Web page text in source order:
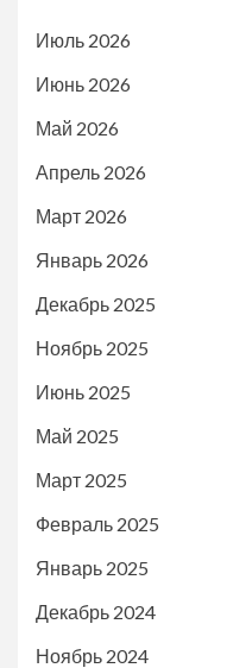
Июль 2026
Июнь 2026
Май 2026
Апрель 2026
Март 2026
Январь 2026
Декабрь 2025
Ноябрь 2025
Июнь 2025
Май 2025
Март 2025
Февраль 2025
Январь 2025
Декабрь 2024
Ноябрь 2024